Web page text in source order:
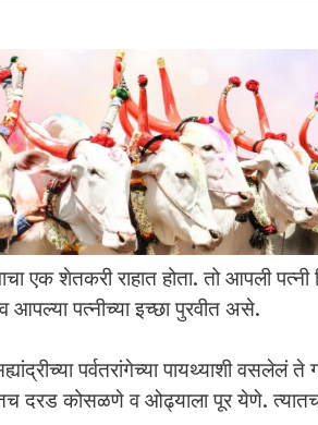
एक शेतकरी राहात होता. तो आपली
आपल्या पत्नीच्या इच्छा पुरवीत असे.
पर्वतरांगेच्या पायथ्याशी वसलेलं ते
दरड कोसळणे व ओढ्याला पूर येणे.